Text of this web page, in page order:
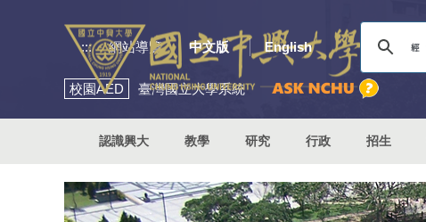
::: 網站導覽 中文版 English
校園AED 臺灣國立大學系統
認識興大 教學 研究 行政 招生